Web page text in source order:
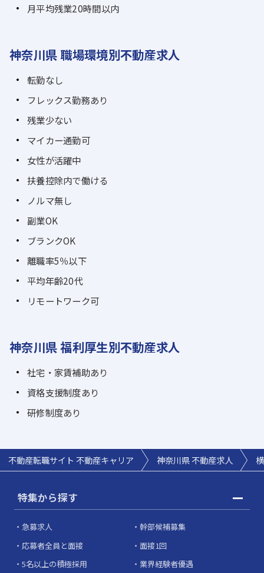
月平均残業20時間以内
神奈川県 職場環境別不動産求人
転勤なし
フレックス勤務あり
残業少ない
マイカー通勤可
女性が活躍中
扶養控除内で働ける
ノルマ無し
副業OK
ブランクOK
離職率5％以下
平均年齢20代
リモートワーク可
神奈川県 福利厚生別不動産求人
社宅・家賃補助あり
資格支援制度あり
研修制度あり
不動産転職サイト 不動産キャリア 神奈川県 不動産求人
特集から探す
急募求人
幹部候補募集
応募者全員と面接
面接1回
5名以上の積極採用
業界経験者優遇